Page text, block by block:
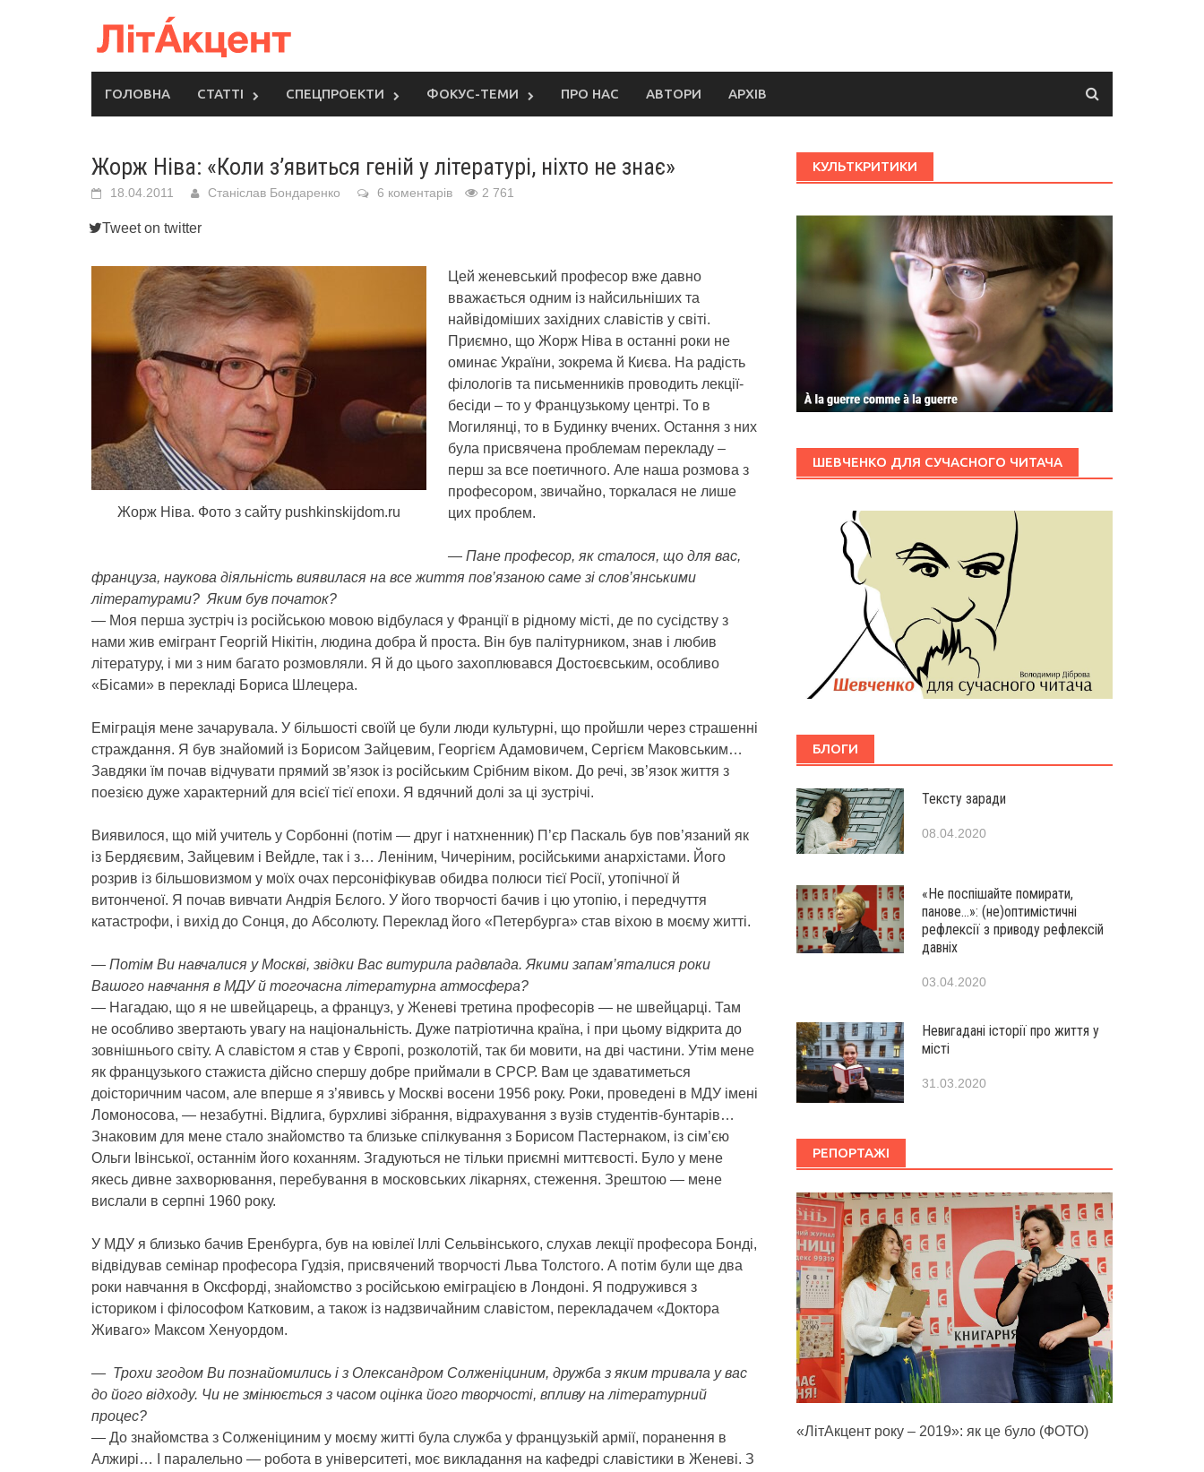
ГОЛОВНА СТАТТІ СПЕЦПРОЕКТИ ФОКУС-ТЕМИ ПРО НАС АВТОРИ АРХІВ
Жорж Ніва: «Коли з’явиться геній у літературі, ніхто не знає»
18.04.2011 Станіслав Бондаренко 6 коментарів 2 761
Tweet on twitter
Жорж Ніва. Фото з сайту pushkinskijdom.ru
Цей женевський професор вже давно
вважається одним із найсильніших та
найвідоміших західних славістів у світі.
Приємно, що Жорж Ніва в останні роки не
оминає України, зокрема й Києва. На радість
філологів та письменників проводить лекції-
бесіди – то у Французькому центрі. То в
Могилянці, то в Будинку вчених. Остання з них
була присвячена проблемам перекладу –
перш за все поетичного. Але наша розмова з
професором, звичайно, торкалася не лише
цих проблем.
— Пане професор, як сталося, що для вас,
француза, наукова діяльність виявилася на все життя пов’язаною саме зі слов’янськими
літературами? Яким був початок?
— Моя перша зустріч із російською мовою відбулася у Франції в рідному місті, де по сусідству з
нами жив емігрант Георгій Нікітін, людина добра й проста. Він був палітурником, знав і любив
літературу, і ми з ним багато розмовляли. Я й до цього захоплювався Достоєвським, особливо
«Бісами» в перекладі Бориса Шлецера.
Еміграція мене зачарувала. У більшості своїй це були люди культурні, що пройшли через страшенні
страждання. Я був знайомий із Борисом Зайцевим, Георгієм Адамовичем, Сергієм Маковським…
Завдяки їм почав відчувати прямий зв’язок із російським Срібним віком. До речі, зв’язок життя з
поезією дуже характерний для всієї тієї епохи. Я вдячний долі за ці зустрічі.
Виявилося, що мій учитель у Сорбонні (потім — друг і натхненник) П’єр Паскаль був пов’язаний як
із Бердяєвим, Зайцевим і Вейдле, так і з… Леніним, Чичеріним, російськими анархістами. Його
розрив із більшовизмом у моїх очах персоніфікував обидва полюси тієї Росії, утопічної й
витонченої. Я почав вивчати Андрія Бєлого. У його творчості бачив і цю утопію, і передчуття
катастрофи, і вихід до Сонця, до Абсолюту. Переклад його «Петербурга» став віхою в моєму житті.
— Потім Ви навчалися у Москві, звідки Вас витурила радвлада. Якими запам’яталися роки
Вашого навчання в МДУ й тогочасна літературна атмосфера?
— Нагадаю, що я не швейцарець, а француз, у Женеві третина професорів — не швейцарці. Там
не особливо звертають увагу на національність. Дуже патріотична країна, і при цьому відкрита до
зовнішнього світу. А славістом я став у Європі, розколотій, так би мовити, на дві частини. Утім мене
як французького стажиста дійсно спершу добре приймали в СРСР. Вам це здаватиметься
доісторичним часом, але вперше я з’явивсь у Москві восени 1956 року. Роки, проведені в МДУ імені
Ломоносова, — незабутні. Відлига, бурхливі зібрання, відрахування з вузів студентів-бунтарів…
Знаковим для мене стало знайомство та близьке спілкування з Борисом Пастернаком, із сім’єю
Ольги Івінської, останнім його коханням. Згадуються не тільки приємні миттєвості. Було у мене
якесь дивне захворювання, перебування в московських лікарнях, стеження. Зрештою — мене
вислали в серпні 1960 року.
У МДУ я близько бачив Еренбурга, був на ювілеї Іллі Сельвінського, слухав лекції професора Бонді,
відвідував семінар професора Гудзія, присвячений творчості Льва Толстого. А потім були ще два
роки навчання в Оксфорді, знайомство з російською еміграцією в Лондоні. Я подружився з
істориком і філософом Катковим, а також із надзвичайним славістом, перекладачем «Доктора
Живаго» Максом Хенуордом.
— Трохи згодом Ви познайомились і з Олександром Солженіциним, дружба з яким тривала у вас
до його відходу. Чи не змінюється з часом оцінка його творчості, впливу на літературний
процес?
— До знайомства з Солженіциним у моєму житті була служба у французькій армії, поранення в
Алжирі… І паралельно — робота в університеті, моє викладання на кафедрі славістики в Женеві. З
КУЛЬТКРИТИКИ
ШЕВЧЕНКО ДЛЯ СУЧАСНОГО ЧИТАЧА
БЛОГИ
Тексту заради
08.04.2020
«Не поспішайте помирати,
панове…»: (не)оптимістичні
рефлексії з приводу рефлексій
давніх
03.04.2020
Невигадані історії про життя у
місті
31.03.2020
РЕПОРТАЖІ
«ЛітАкцент року – 2019»: як це було (ФОТО)